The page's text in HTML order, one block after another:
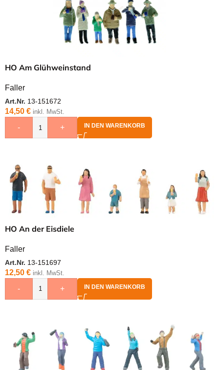
HO Am Glühweinstand
Faller
Art.Nr. 13-151672
14,50 € inkl. MwSt.
- + IN DEN WARENKORB
HO An der Eisdiele
Faller
Art.Nr. 13-151697
12,50 € inkl. MwSt.
- + IN DEN WARENKORB